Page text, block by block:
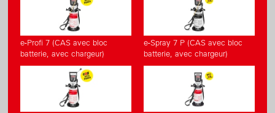
e-Profi 7 (CAS avec bloc
batterie, avec chargeur)
e-Spray 7 P (CAS avec bloc
batterie, avec chargeur)